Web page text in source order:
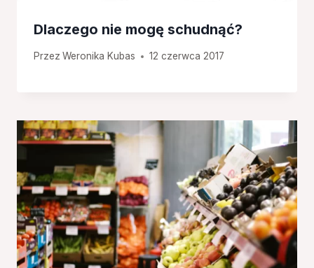
Dlaczego nie mogę schudnąć?
Przez Weronika Kubas 12 czerwca 2017